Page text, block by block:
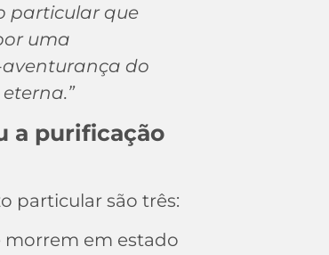
particular que
uma
do
a purificação
particular são três:
morrem em estado